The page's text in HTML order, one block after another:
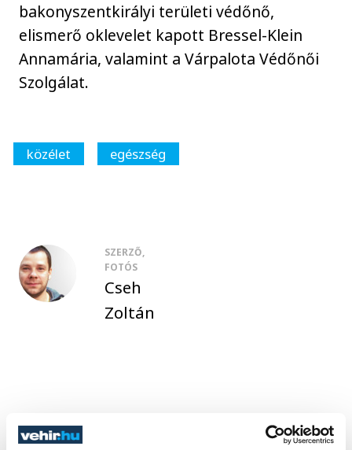
bakonyszentkirályi területi védőnő,
elismerő oklevelet kapott Bressel-Klein
Annamária, valamint a Várpalota Védőnői
Szolgálat.
közélet egészség
SZERZŐ,
FOTÓS
Cseh
Zoltán